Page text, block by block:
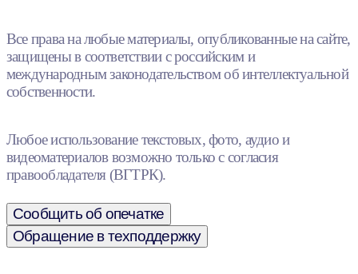
Все права на любые материалы, опубликованные на сайте,
защищены в соответствии с российским и
международным законодательством об интеллектуальной
собственности.
Любое использование текстовых, фото, аудио и
видеоматериалов возможно только с согласия
правообладателя (ВГТРК).
Сообщить об опечатке
Обращение в техподдержку